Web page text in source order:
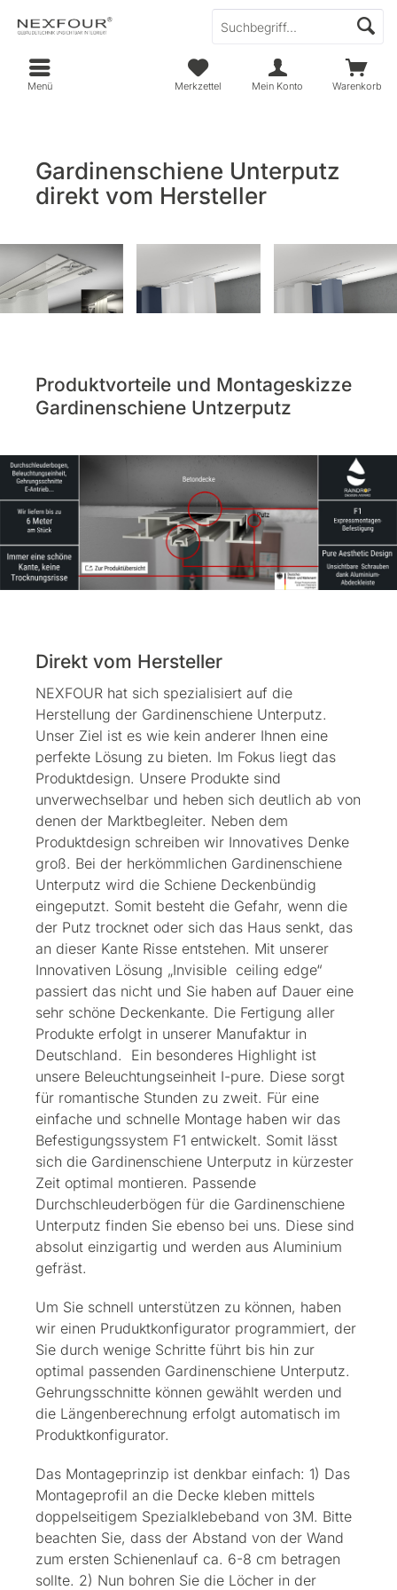
Warenkorb
Merkzettel Mein Konto
Menü
Gardinenschiene Unterputz
direkt vom Hersteller
Produktvorteile und Montageskizze
Gardinenschiene Untzerputz
Direkt vom Hersteller
NEXFOUR hat sich spezialisiert auf die
Herstellung der Gardinenschiene Unterputz.
Unser Ziel ist es wie kein anderer Ihnen eine
perfekte Lösung zu bieten. Im Fokus liegt das
Produktdesign. Unsere Produkte sind
unverwechselbar und heben sich deutlich ab von
denen der Marktbegleiter. Neben dem
Produktdesign schreiben wir Innovatives Denke
groß. Bei der herkömmlichen Gardinenschiene
Unterputz wird die Schiene Deckenbündig
eingeputzt. Somit besteht die Gefahr, wenn die
der Putz trocknet oder sich das Haus senkt, das
an dieser Kante Risse entstehen. Mit unserer
Innovativen Lösung „Invisible ceiling edge“
passiert das nicht und Sie haben auf Dauer eine
sehr schöne Deckenkante. Die Fertigung aller
Produkte erfolgt in unserer Manufaktur in
Deutschland.
Ein besonderes Highlight ist
unsere Beleuchtungseinheit I-pure. Diese sorgt
für romantische Stunden zu zweit. Für eine
einfache und schnelle Montage haben wir das
Befestigungssystem F1 entwickelt. Somit lässt
sich die Gardinenschiene Unterputz in kürzester
Zeit optimal montieren. Passende
Durchschleuderbögen für die Gardinenschiene
Unterputz finden Sie ebenso bei uns. Diese sind
absolut einzigartig und werden aus Aluminium
gefräst.
Um Sie schnell unterstützen zu können, haben
wir einen Pruduktkonfigurator programmiert, der
Sie durch wenige Schritte führt bis hin zur
optimal passenden Gardinenschiene Unterputz.
Gehrungsschnitte können gewählt werden und
die Längenberechnung erfolgt automatisch im
Produktkonfigurator.
Das Montageprinzip ist denkbar einfach: 1) Das
Montageprofil an die Decke kleben mittels
doppelseitigem Spezialklebeband von 3M. Bitte
beachten Sie, dass der Abstand von der Wand
zum ersten Schienenlauf ca. 6-8 cm betragen
sollte. 2) Nun bohren Sie die Löcher in der